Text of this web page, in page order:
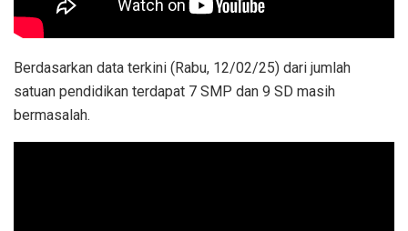
Berdasarkan data terkini (Rabu, 12/02/25) dari jumlah
satuan pendidikan terdapat 7 SMP dan 9 SD masih
bermasalah.